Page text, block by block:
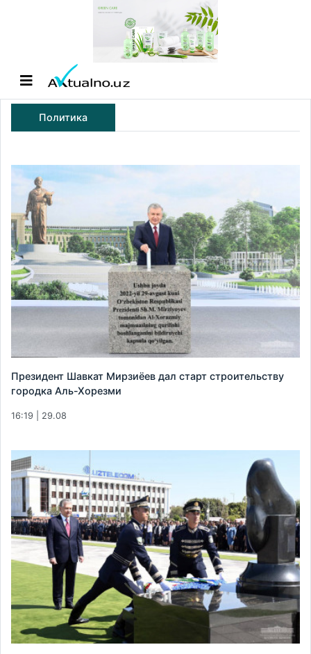
Политика
Президент Шавкат Мирзиёев дал старт строительству
городка Аль-Хорезми
16:19 | 29.08